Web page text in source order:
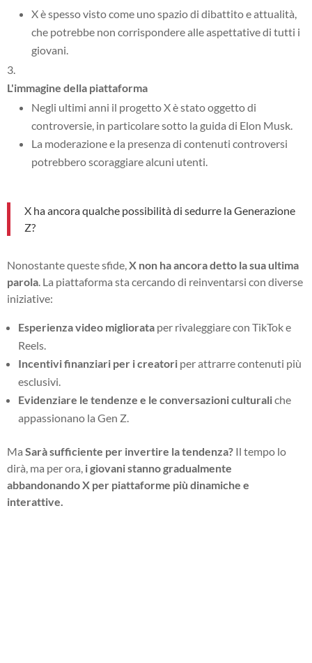
X è spesso visto come uno spazio di dibattito e attualità,
che potrebbe non corrispondere alle aspettative di tutti i
giovani.
L'immagine della piattaforma
Negli ultimi anni il progetto X è stato oggetto di
controversie, in particolare sotto la guida di Elon Musk.
La moderazione e la presenza di contenuti controversi
potrebbero scoraggiare alcuni utenti.
X ha ancora qualche possibilità di sedurre la Generazione
Z?
Nonostante queste sfide, X non ha ancora detto la sua ultima
parola . La piattaforma sta cercando di reinventarsi con diverse
iniziative:
Esperienza video migliorata per rivaleggiare con TikTok e
Reels.
Incentivi finanziari per i creatori per attrarre contenuti più
esclusivi.
Evidenziare le tendenze e le conversazioni culturaliche
appassionano la Gen Z.
Ma Sarà sufficiente per invertire la tendenza? Il tempo lo
dirà, ma per ora, i giovani stanno gradualmente
abbandonando X per piattaforme più dinamiche e
interattive.